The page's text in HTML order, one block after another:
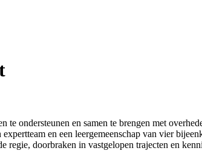
ondersteunen en samen te brengen met
en een leergemeenschap van vier
regie, doorbraken in vastgelopen trajecten en